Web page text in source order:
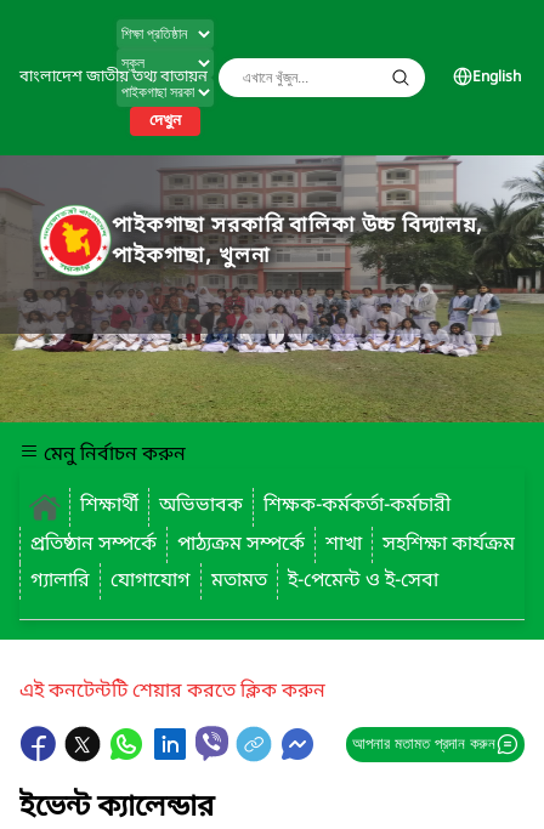
বাংলাদেশ জাতীয় তথ্য বাতায়ন
দেখুন
English
পাইকগাছা সরকারি বালিকা উচ্চ বিদ্যালয়,
পাইকগাছা, খুলনা
মেনু নির্বাচন করুন
শিক্ষার্থী
অভিভাবক
শিক্ষক-কর্মকর্তা-কর্মচারী
প্রতিষ্ঠান সম্পর্কে
পাঠ্যক্রম সম্পর্কে শাখা
সহশিক্ষা কার্যক্রম
গ্যালারি
যোগাযোগ মতামত ই-পেমেন্ট ও ই-সেবা
এই কনটেন্টটি শেয়ার করতে ক্লিক করুন
আপনার মতামত প্রদান করুন
ইভেন্ট ক্যালেন্ডার